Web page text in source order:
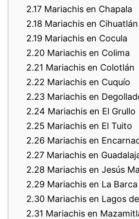
2.17 Mariachis en Chapala
2.18 Mariachis en Cihuatlán
2.19 Mariachis en Cocula
2.20 Mariachis en Colima
2.21 Mariachis en Colotlán
2.22 Mariachis en Cuquío
2.23 Mariachis en
2.24 Mariachis en El Grullo
2.25 Mariachis en El Tuito
2.26 Mariachis en
2.27 Mariachis en
2.28 Mariachis en Jesús
2.29 Mariachis en La Barca
2.30 Mariachis en Lagos
2.31 Mariachis en